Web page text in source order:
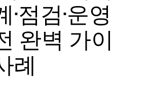
·점검·운영
완벽 가이
례